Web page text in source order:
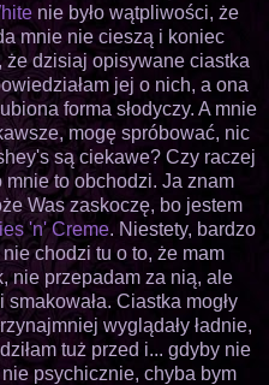
nie było wątpliwości, że
mnie nie cieszą i koniec
że dzisiaj opisywane ciastka
jej o nich, a ona
forma słodyczy. A mnie
mogę spróbować, nic
są ciekawe? Czy raczej
to obchodzi. Ja znam
Was zaskoczę, bo jestem
'n' Creme. Niestety, bardzo
chodzi tu o to, że mam
nie przepadam za nią, ale
smakowała. Ciastka mogły
wyglądały ładnie,
tuż przed i... gdyby nie
psychicznie, chyba bym